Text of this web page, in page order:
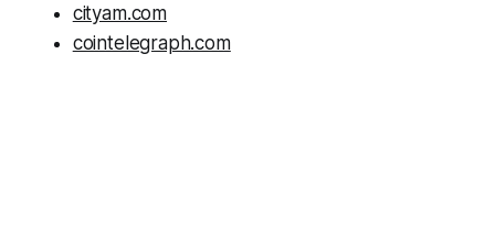
cityam.com
cointelegraph.com